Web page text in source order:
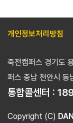
개인정보처리방침
죽전캠퍼스 경기도
퍼스 충남 천안시
통합콜센터 :
Copyright (C)